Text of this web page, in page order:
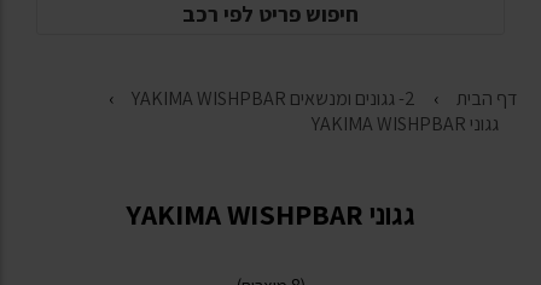
חיפוש פריט לפי רכב
דף הבית
2- גגונים ומנשאים YAKIMA WISHPBAR
גגוני YAKIMA WISHPBAR
גגוני YAKIMA WISHPBAR